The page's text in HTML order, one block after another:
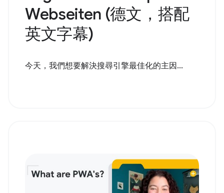
Webseiten (德文，搭配
英文字幕)
今天，我們想要解決搜尋引擎最佳化的主因...